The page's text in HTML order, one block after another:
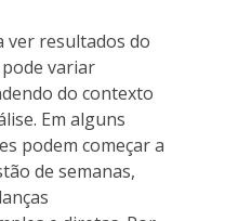
ver resultados do
pode variar
do contexto
Em alguns
podem começar a
de semanas,